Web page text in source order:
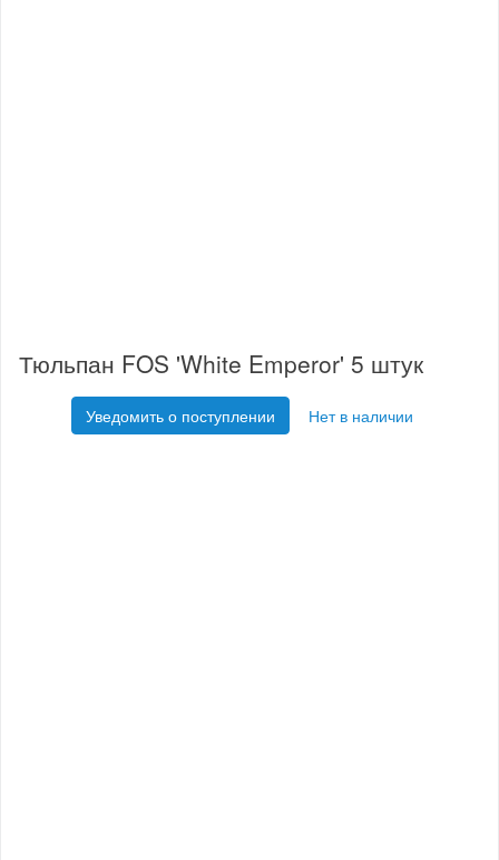
Тюльпан FOS 'White Emperor' 5 штук
Уведомить о поступлении Нет в наличии